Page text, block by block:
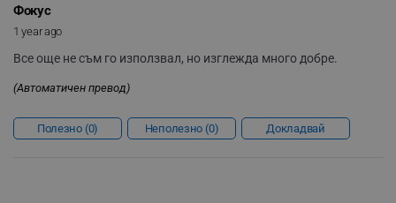
Фокус
1 year ago
Все още не съм го използвал, но изглежда много добре.
(Автоматичен превод)
Полезно 0 Неполезно 0 Докладвай
.alleop.bg
rlv_iv
rlv_e_pt
.alleop.bg